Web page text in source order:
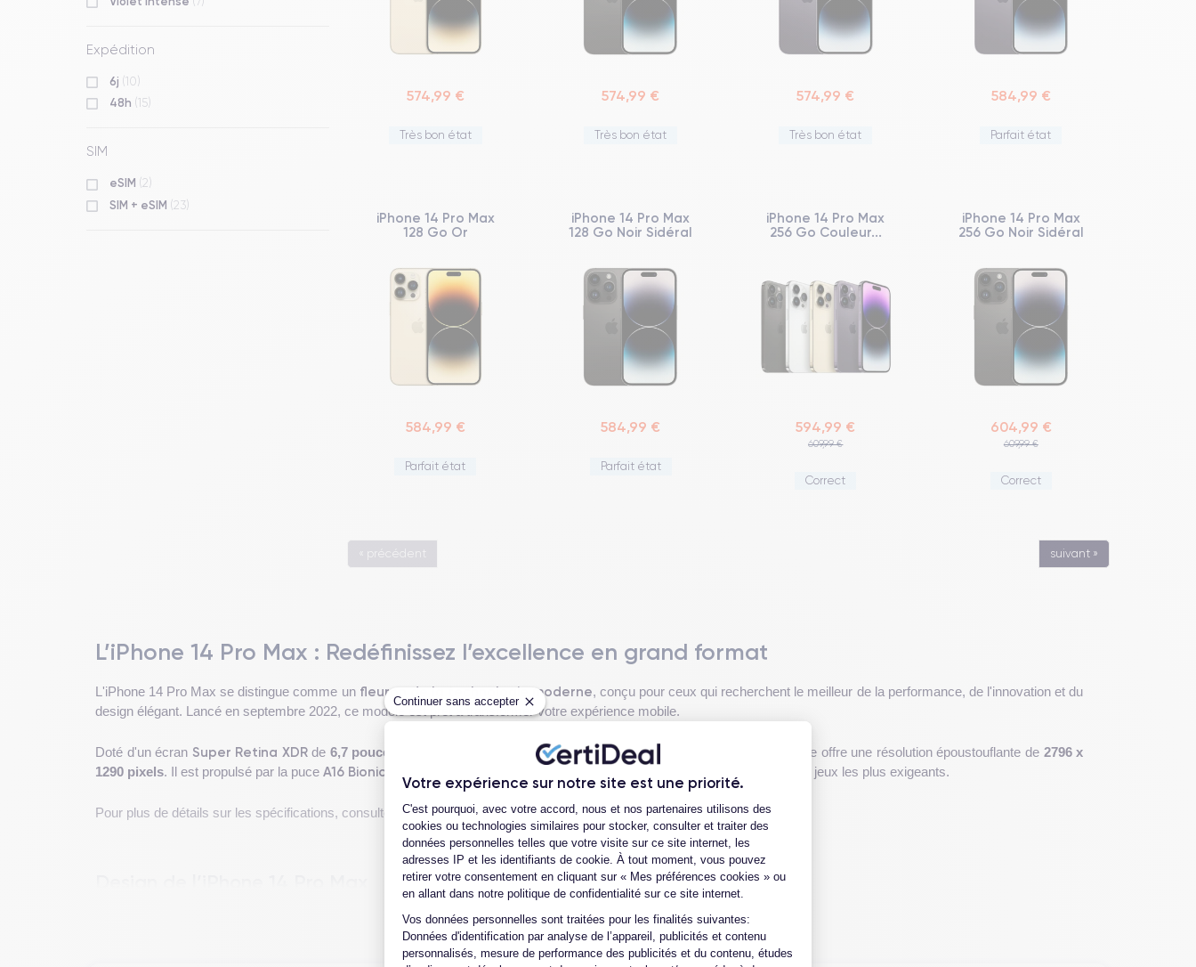
Continuer sans accepter
Votre expérience sur notre site est une priorité.
Plateforme de Gestion du Consentement : Personnalisez vos Options
C'est pourquoi, avec votre accord, nous et nos partenaires utilisons des
cookies ou technologies similaires pour stocker, consulter et traiter des
données personnelles telles que votre visite sur ce site internet, les
adresses IP et les identifiants de cookie. À tout moment, vous pouvez
retirer votre consentement en cliquant sur « Mes préférences cookies » ou
en allant dans notre politique de confidentialité sur ce site internet.
Vos données personnelles sont traitées pour les finalités suivantes:
Données d'identification par analyse de l’appareil, publicités et contenu
personnalisés, mesure de performance des publicités et du contenu, études
Axeptio consent
Expédition
6j (10)
48h (15)
SIM
eSIM (2)
SIM + eSIM (23)
574,99 €
Très bon état
574,99 €
Très bon état
574,99 €
Très bon état
584,99 €
Parfait état
iPhone 14 Pro Max
128 Go Or
584,99 €
Parfait état
iPhone 14 Pro Max
128 Go Noir Sidéral
584,99 €
Parfait état
iPhone 14 Pro Max
256 Go Couleur...
594,99 €
609,99 €
Correct
iPhone 14 Pro Max
256 Go Noir Sidéral
604,99 €
609,99 €
Correct
« précédent suivant »
L’iPhone 14 Pro Max : Redéfinissez l’excellence en grand format
L'iPhone 14 Pro Max se distingue comme un fleuron de la technologie moderne, conçu pour ceux qui recherchent le meilleur de la performance, de l'innovation et du
design élégant. Lancé en septembre 2022, ce modèle est prêt à transformer votre expérience mobile.
Doté d'un écran Super Retina XDRde 6,7 pouces ProMotionpour une fluidité exemplaire, ce modèle offre une résolution époustouflante de 2796 x
1290 pixels. Il est propulsé par la puce A16 Bionic pour les applications et les jeux les plus exigeants.
Pour plus de détails sur les spécifications, consultez lafiche technique de l'iPhone 14 Pro Max .
esthétique moderneetfonctionnalité avancée. Ce modèle, avec ses dimensions de
, présente un châssis en acier inoxydable et un dos en verre mat texturé, offrant une prise en main confortable et robuste. Son grand écran Super Retina XDR de 6,7
pouces maximise l'espace d'affichage tout en conservant des bordures fines, rendant chaque interaction plus immersive.
Voir plus